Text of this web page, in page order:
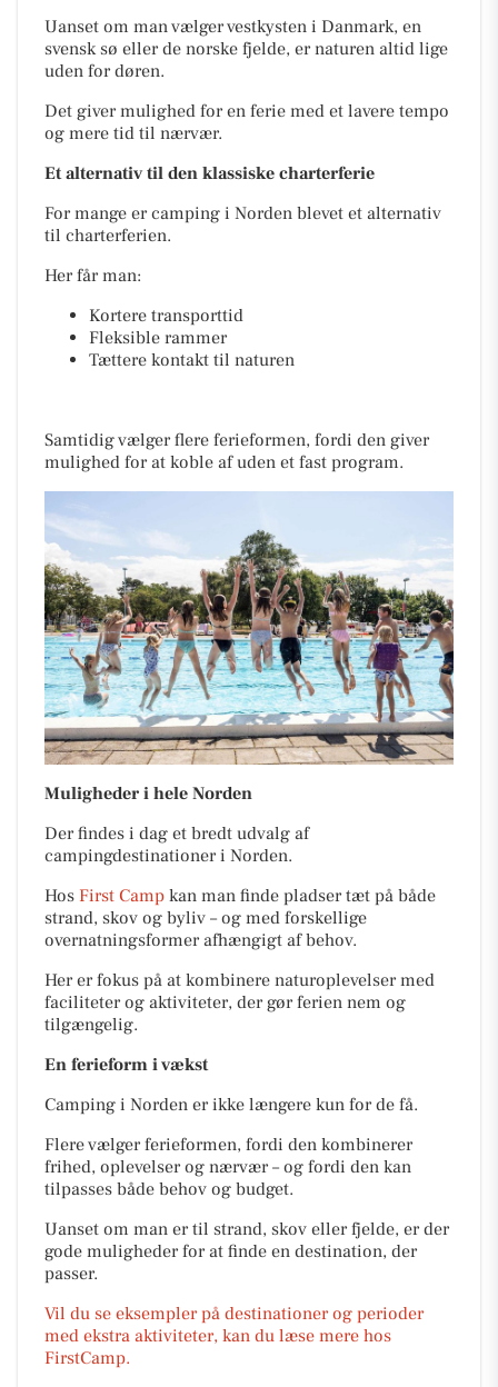
Uanset om man vælger vestkysten i Danmark, en
svensk sø eller de norske fjelde, er naturen altid lige
uden for døren.
Det giver mulighed for en ferie med et lavere tempo
og mere tid til nærvær.
Et alternativ til den klassiske charterferie
For mange er camping i Norden blevet et alternativ
til charterferien.
Her får man:
Kortere transporttid
Fleksible rammer
Tættere kontakt til naturen
Samtidig vælger flere ferieformen, fordi den giver
mulighed for at koble af uden et fast program.
Muligheder i hele Norden
Der findes i dag et bredt udvalg af
campingdestinationer i Norden.
Hos First Camp kan man finde pladser tæt på både
strand, skov og byliv – og med forskellige
overnatningsformer afhængigt af behov.
Her er fokus på at kombinere naturoplevelser med
faciliteter og aktiviteter, der gør ferien nem og
tilgængelig.
En ferieform i vækst
Camping i Norden er ikke længere kun for de få.
Flere vælger ferieformen, fordi den kombinerer
frihed, oplevelser og nærvær – og fordi den kan
tilpasses både behov og budget.
Uanset om man er til strand, skov eller fjelde, er der
gode muligheder for at finde en destination, der
passer.
Vil du se eksempler på destinationer og perioder
med ekstra aktiviteter, kan du læse mere hos
FirstCamp.